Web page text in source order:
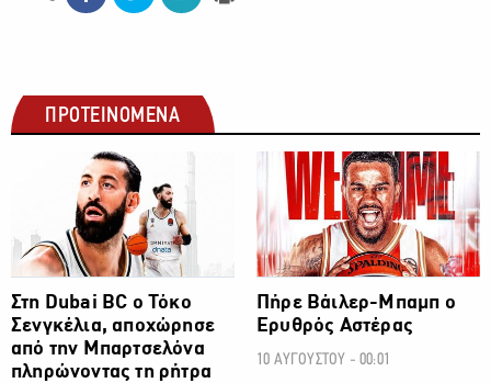
ΠΡΟΤΕΙΝΟΜΕΝΑ
Στη Dubai BC ο Τόκο
Σενγκέλια, αποχώρησε
από την Μπαρτσελόνα
πληρώνοντας τη ρήτρα
ΜΠΑΣΚΕΤ
Πήρε Βάιλερ-Μπαμπ ο
Ερυθρός Αστέρας
10 ΑΥΓΟΥΣΤΟΥ - 00:01